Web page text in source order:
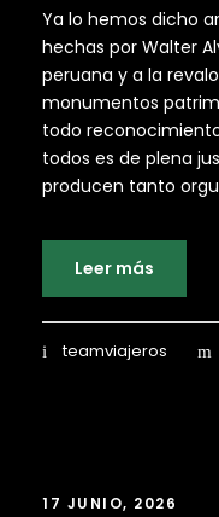
Ya lo hemos dicho
hechas por Walter
peruana y a la
monumentos
todo
todos es de plena
producen tanto
Leer más
teamviajeros
17 JUNIO, 2026